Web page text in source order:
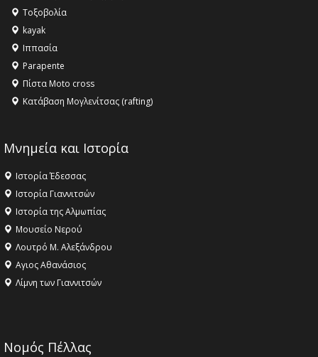
αγαθό εξέχουσας οικουμενικής αξίας για την
ανθρωπότητα
16:18 -
ΣΤΗΝ ΕΔΕΣΣΑ
Τοξοβολία
kayak
Ιππασία
Parapente
Πίστα Moto cross
Κατάβαση Μογλενίτσας (rafting)
Μνημεία και Ιστορία
Ιστορία Έδεσσας
Ιστορία Γιαννιτσών
Ιστορία της Αλμωπίας
Μουσείο Νερού
Λουτρό Μ. Αλεξάνδρου
Αγιος Αθανάσιος
Λίμνη των Γιαννιτσών
Νομός Πέλλας